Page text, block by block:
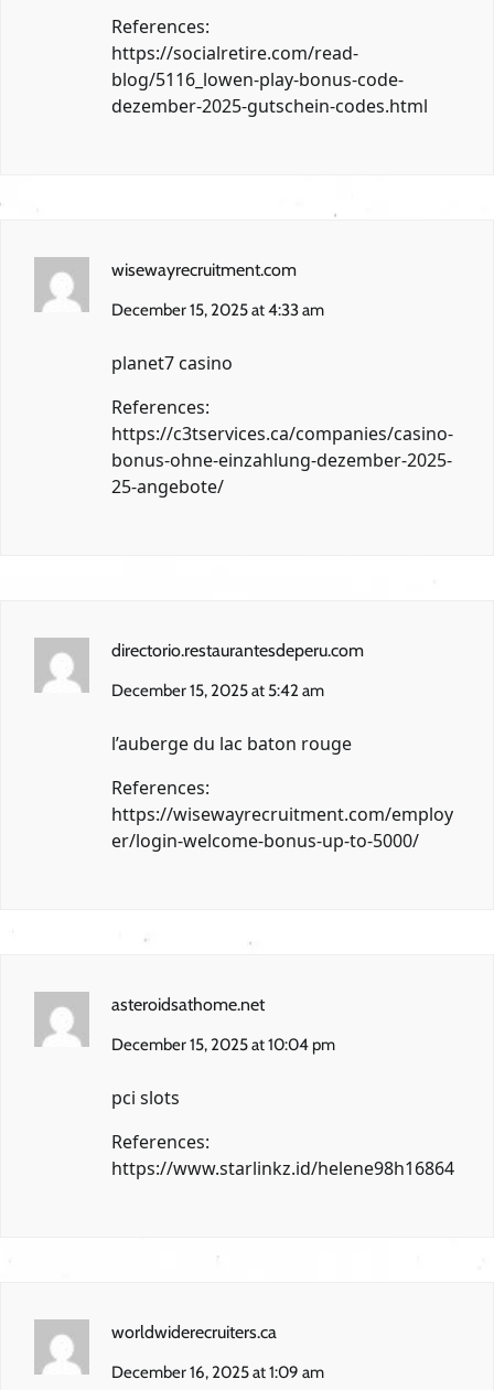
References:
https://socialretire.com/read-
blog/5116_lowen-play-bonus-code-
dezember-2025-gutschein-codes.html
wisewayrecruitment.com
December 15, 2025 at 4:33 am
planet7 casino
References:
https://c3tservices.ca/companies/casino-
bonus-ohne-einzahlung-dezember-2025-
25-angebote/
directorio.restaurantesdeperu.com
December 15, 2025 at 5:42 am
l’auberge du lac baton rouge
References:
https://wisewayrecruitment.com/employ
er/login-welcome-bonus-up-to-5000/
asteroidsathome.net
December 15, 2025 at 10:04 pm
pci slots
References:
https://www.starlinkz.id/helene98h16864
worldwiderecruiters.ca
December 16, 2025 at 1:09 am